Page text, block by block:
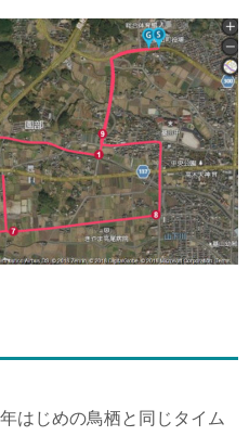
はじめの鳥栖と同じタイム